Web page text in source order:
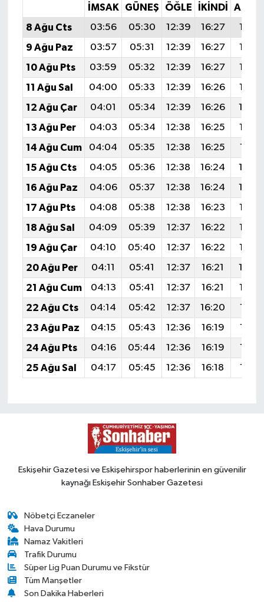
İMSAK GÜNEŞ ÖĞLE İKINDI
8 Ağu Cts
03:56 05:30 12:39 16:27
19:38
9 Ağu Paz
03:57 05:31 12:39 16:27
19:37
10 Ağu Pts
03:59 05:32 12:39 16:27
19:36
11 Ağu Sal
04:00 05:33 12:39 16:26
19:35
12 Ağu Çar
04:01 05:34 12:39 16:26
19:34
13 Ağu Per
04:03 05:34 12:38 16:25
19:33
14 Ağu Cum
04:04 05:35 12:38 16:25
19:31
15 Ağu Cts
04:05 05:36 12:38 16:24
19:30
16 Ağu Paz
04:06 05:37 12:38 16:24
19:29
17 Ağu Pts
04:08 05:38 12:38 16:23
19:27
18 Ağu Sal
04:09 05:39 12:37 16:22
19:26
19 Ağu Çar
04:10 05:40 12:37 16:22
19:25
20 Ağu Per
04:11 05:41 12:37 16:21
19:24
21 Ağu Cum
04:13 05:41 12:37 16:21
19:22
22 Ağu Cts
04:14 05:42 12:37 16:20
19:21
23 Ağu Paz
04:15 05:43 12:36 16:19
19:19
24 Ağu Pts
04:16 05:44 12:36 16:19
19:18
25 Ağu Sal
04:17 05:45 12:36 16:18 19:17
Eskişehir Gazetesi ve Eskişehirspor haberlerinin en güvenilir
kaynağı Eskişehir Sonhaber Gazetesi
Nöbetçi Eczaneler
Hava Durumu
Namaz Vakitleri
Trafik Durumu
Süper Lig Puan Durumu ve Fikstür
Tüm Manşetler
Son Dakika Haberleri